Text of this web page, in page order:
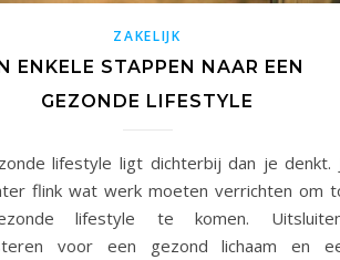
ZAKELIJK
IN ENKELE STAPPEN NAAR EEN
GEZONDE LIFESTYLE
lifestyle ligt dichterbij dan je denkt.
flink wat werk moeten verrichten om
lifestyle te komen.
voor een gezond lichaam en